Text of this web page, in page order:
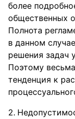
более
общественных
Полнота
в данном
решения задач
Поэтому
тенденция к